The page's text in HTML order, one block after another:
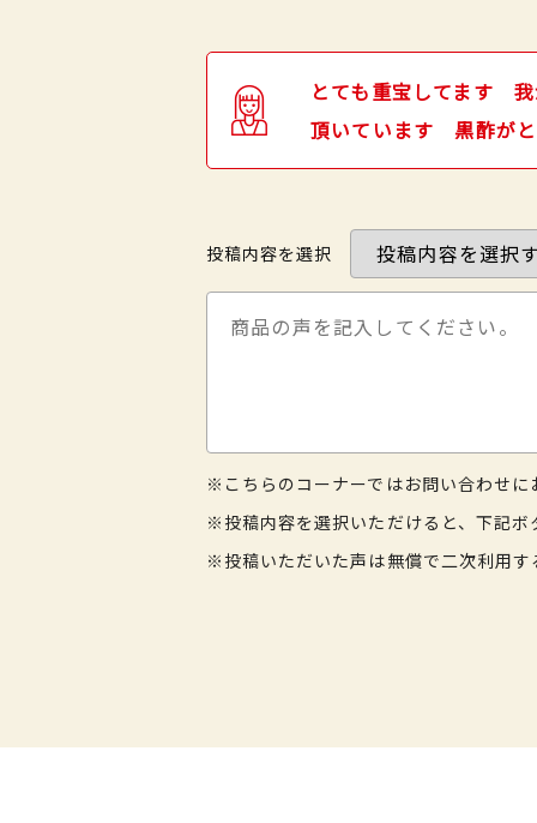
とても重宝してます 我
頂いています 黒酢が
投稿内容を選択
※こちらのコーナーではお問い合わせに
※投稿内容を選択いただけると、下記ボ
※投稿いただいた声は無償で二次利用す